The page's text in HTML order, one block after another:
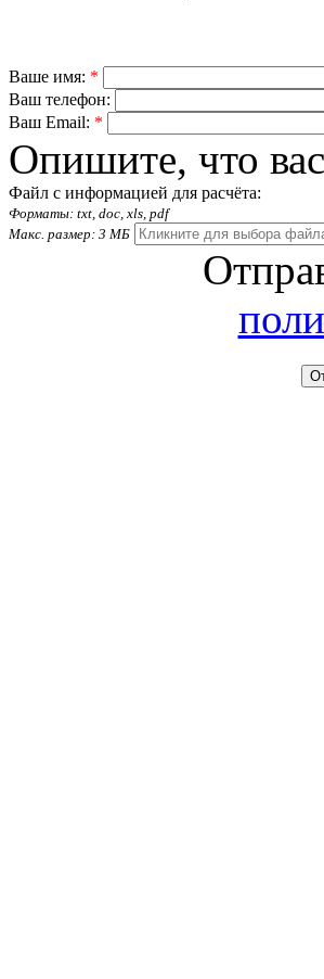
Ваше имя: *
Ваш телефон:
Ваш Email: *
Опишите, что
Файл с информацией для расчёта:
Форматы: txt, doc, xls, pdf
Макс. размер: 3 МБ